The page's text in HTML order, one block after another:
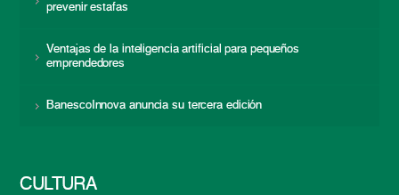
prevenir estafas
Ventajas de la inteligencia artificial para pequeños
emprendedores
BanescoInnova anuncia su tercera edición
CULTURA